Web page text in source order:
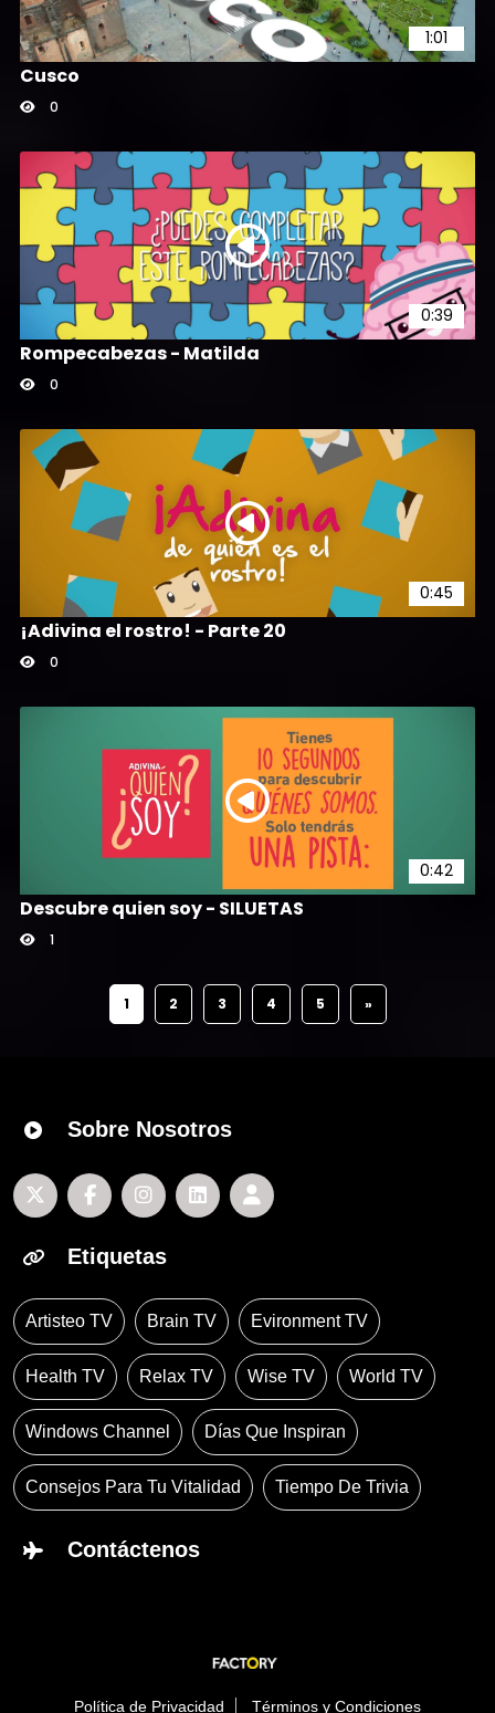
1:01
Cusco
0
0:39
Rompecabezas - Matilda
0
0:45
¡Adivina el rostro! - Parte 20
0
0:42
Descubre quien soy - SILUETAS
1
1 2 3 4 5 »
Sobre Nosotros
Etiquetas
Artisteo TV Brain TV Evironment TV
Health TV Relax TV Wise TV World TV
Windows Channel Días Que Inspiran
Consejos Para Tu Vitalidad Tiempo De Trivia
Contáctenos
Política de Privacidad Términos y Condiciones